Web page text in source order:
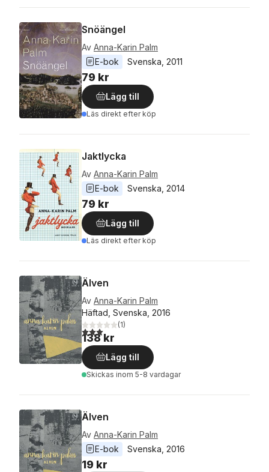
Snöängel
Av Anna-Karin Palm
E-bok
Svenska 2011
79 kr
Lägg till
Läs direkt efter köp
Jaktlycka
Av Anna-Karin Palm
E-bok
Svenska 2014
79 kr
Lägg till
Läs direkt efter köp
Älven
Av Anna-Karin Palm
Häftad, Svenska, 2016
3,0utav 5 stjärnor. Totalt antal röster:
(1)
138 kr
Lägg till
Skickas inom 5-8 vardagar
Älven
Av Anna-Karin Palm
E-bok
Svenska 2016
19 kr